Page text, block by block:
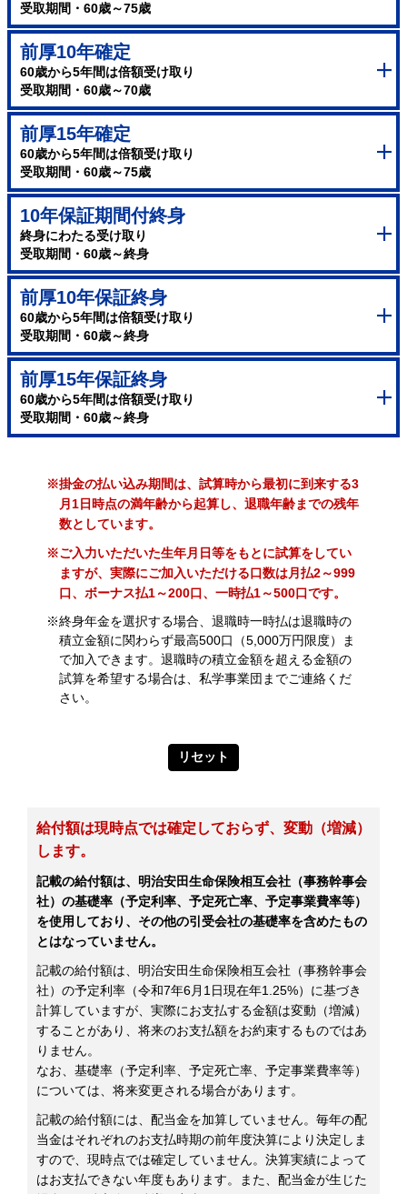
受取期間・60歳～75歳
前厚10年確定
60歳から5年間は倍額受け取り
受取期間・60歳～70歳
前厚15年確定
60歳から5年間は倍額受け取り
受取期間・60歳～75歳
10年保証期間付終身
終身にわたる受け取り
受取期間・60歳～終身
前厚10年保証終身
60歳から5年間は倍額受け取り
受取期間・60歳～終身
前厚15年保証終身
60歳から5年間は倍額受け取り
受取期間・60歳～終身
※掛金の払い込み期間は、試算時から最初に到来する3
月1日時点の満年齢から起算し、退職年齢までの残年
数としています。
※ご入力いただいた生年月日等をもとに試算をしてい
ますが、実際にご加入いただける口数は月払2～999
口、ボーナス払1～200口、一時払1～500口です。
※終身年金を選択する場合、退職時一時払は退職時の
積立金額に関わらず最高500口（5,000万円限度）ま
で加入できます。退職時の積立金額を超える金額の
試算を希望する場合は、私学事業団までご連絡くだ
さい。
給付額は現時点では確定しておらず、変動（増減）
します。
記載の給付額は、明治安田生命保険相互会社（事務幹事会
社）の基礎率（予定利率、予定死亡率、予定事業費率等）
を使用しており、その他の引受会社の基礎率を含めたもの
とはなっていません。
記載の給付額は、明治安田生命保険相互会社（事務幹事会
社）の予定利率（令和7年6月1日現在年1.25%）に基づき
計算していますが、実際にお支払する金額は変動（増減）
することがあり、将来のお支払額をお約束するものではあ
りません。
なお、基礎率（予定利率、予定死亡率、予定事業費率等）
については、将来変更される場合があります。
記載の給付額には、配当金を加算していません。毎年の配
当金はそれぞれのお支払時期の前年度決算により決定しま
すので、現時点では確定していません。決算実績によって
はお支払できない年度もあります。また、配当金が生じた